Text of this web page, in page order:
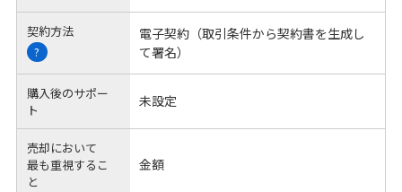
契約方法
?
電子契約（取引条件から契約書を生成し
て署名）
購入後のサポー
ト
未設定
売却において
最も重視するこ
と
金額